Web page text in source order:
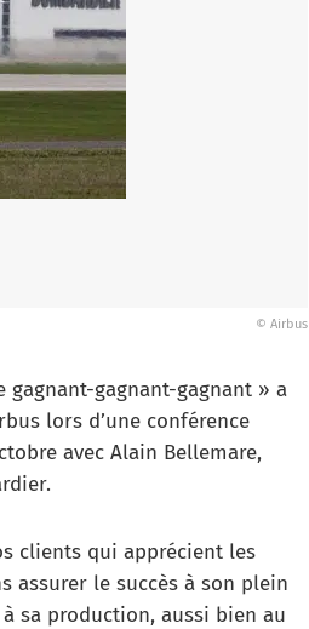
© Airbus
gagnant-gagnant-gagnant » a
lors d’une conférence
avec Alain Bellemare,
clients qui apprécient les
assurer le succès à son plein
sa production, aussi bien au